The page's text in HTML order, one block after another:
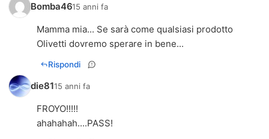
Bomba4615 anni fa
Mamma mia... Se sarà come qualsiasi prodotto
Olivetti dovremo sperare in bene...
Rispondi
die8115 anni fa
FROYO!!!!!
ahahahah....PASS!